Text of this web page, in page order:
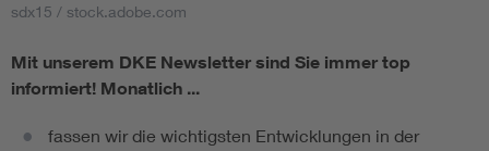
sdx15 / stock.adobe.com
Mit unserem DKE Newsletter sind Sie immer top
informiert! Monatlich ...
fassen wir die wichtigsten Entwicklungen in der